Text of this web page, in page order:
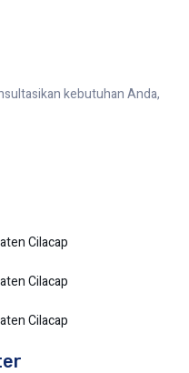
kebutuhan Anda,
Cilacap
Cilacap
Cilacap